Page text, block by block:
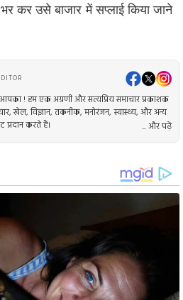
भर कर उसे बाजार में सप्लाई किया जाने
! हम एक अग्रणी और सत्यप्रिय समाचार प्रकाशक
खेल, विज्ञान, तकनीक, मनोरंजन, स्वास्थ्य, और अन्य
करते हैं।
... और पढ़ें